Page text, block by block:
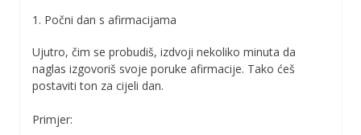
1. Počni dan s afirmacijama
Ujutro, čim se probudiš, izdvoji nekoliko minuta da
naglas izgovoriš svoje poruke afirmacije. Tako ćeš
postaviti ton za cijeli dan.
Primjer: